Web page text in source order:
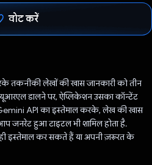
वोट करें
तकनीकी लेखों की खास जानकारी को तीन
यूआरएल डालने पर, ऐप्लिकेशन उसका कॉन्टेंट
API का इस्तेमाल करके, लेख की खास
जनरेट हुआ टाइटल भी शामिल होता है.
इस्तेमाल कर सकते हैं या अपनी ज़रूरत के